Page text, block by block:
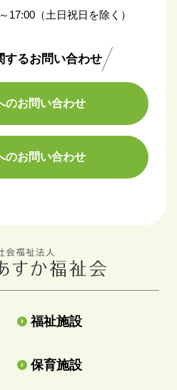
17:00（土日祝日を除く）
するお問い合わせ
のお問い合わせ
のお問い合わせ
福祉施設
保育施設